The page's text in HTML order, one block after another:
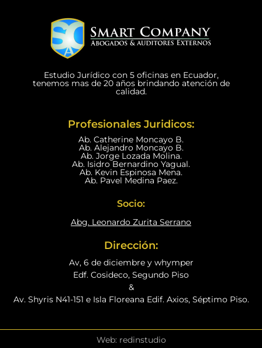
Estudio Jurídico con 5 oficinas en Ecuador,
tenemos mas de 20 años brindando atención de
calidad.
Profesionales Juridicos:
Ab. Catherine Moncayo B.
Ab. Alejandro Moncayo B.
Ab. Jorge Lozada Molina.
Ab. Isidro Bernardino Yagual.
Ab. Kevin Espinosa Mena.
Ab. Pavel Medina Paez.
Socio:
Abg. Leonardo Zurita Serrano
Dirección:
Av, 6 de diciembre y whymper
Edf. Cosideco, Segundo Piso
&
Av. Shyris N41-151 e Isla Floreana Edif. Axios, Séptimo Piso.
Web: redinstudio